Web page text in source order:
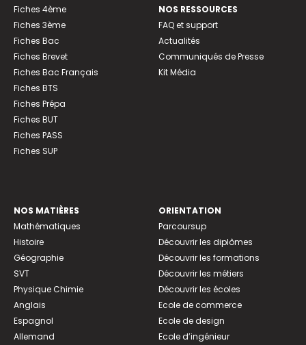
Fiches 4ème
Fiches 3ème
Fiches Bac
Fiches Brevet
Fiches Bac Français
Fiches BTS
Fiches Prépa
Fiches BUT
Fiches PASS
Fiches SUP
NOS RESSOURCES
FAQ et support
Actualités
Communiqués de Presse
Kit Média
NOS MATIÈRES
Mathématiques
Histoire
Géographie
SVT
Physique Chimie
Anglais
Espagnol
Allemand
ORIENTATION
Parcoursup
Découvrir les diplômes
Découvrir les formations
Découvrir les métiers
Découvrir les écoles
Ecole de commerce
Ecole de design
Ecole d’ingénieur